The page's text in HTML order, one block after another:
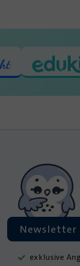
Newsletter
exklusive